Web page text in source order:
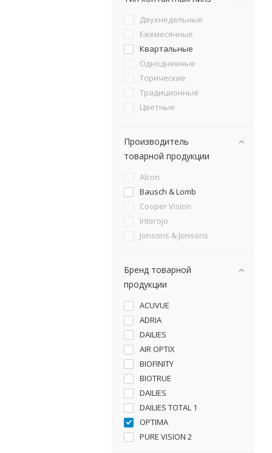
Двухнедельные
Ежемесячные
Квартальные
Однодневные
Торические
Традиционные
Цветные
Производитель
товарной продукции
Alcon
Bausch & Lomb
Cooper Vision
Interojo
Jonsons & Jonsons
Бренд товарной
продукции
ACUVUE
ADRIA
DAILIES
AIR OPTIX
BIOFINITY
BIOTRUE
DAILIES
DAILIES TOTAL 1
OPTIMA
PURE VISION 2